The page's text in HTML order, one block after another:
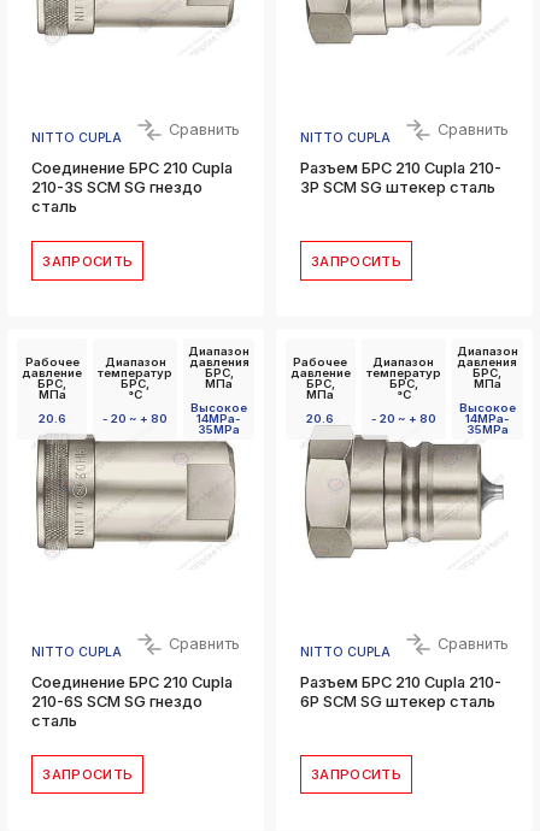
NITTO CUPLA Сравнить
Соединение БРС 210 Cupla
210-3S SCM SG гнездо
сталь
ЗАПРОСИТЬ
NITTO CUPLA Сравнить
Разъем БРС 210 Cupla 210-
3P SCM SG штекер сталь
ЗАПРОСИТЬ
Рабочее
давление
БРС,
МПа
20.6
Диапазон
температур
БРС,
°C
- 20 ~ + 80
Диапазон
давления
БРС,
МПа
Высокое
14MPa-
35MPa
NITTO CUPLA Сравнить
Соединение БРС 210 Cupla
210-6S SCM SG гнездо
сталь
ЗАПРОСИТЬ
Рабочее
давление
БРС,
МПа
20.6
Диапазон
температур
БРС,
°C
- 20 ~ + 80
Диапазон
давления
БРС,
МПа
Высокое
14MPa-
35MPa
NITTO CUPLA Сравнить
Разъем БРС 210 Cupla 210-
6P SCM SG штекер сталь
ЗАПРОСИТЬ